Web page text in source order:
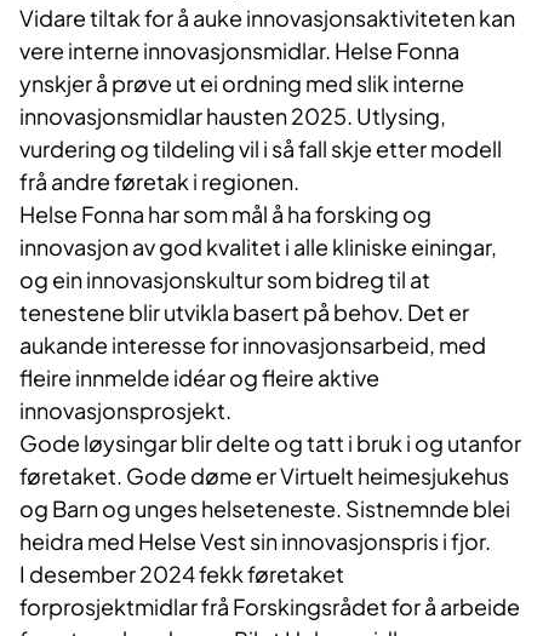
Vidare tiltak for å auke innovasjonsaktiviteten kan
vere interne innovasjonsmidlar. Helse Fonna
ynskjer å prøve ut ei ordning med slik interne
innovasjonsmidlar hausten 2025. Utlysing,
vurdering og tildeling vil i så fall skje etter modell
frå andre føretak i regionen.
Helse Fonna har som mål å ha forsking og
innovasjon av god kvalitet i alle kliniske einingar,
og ein innovasjonskultur som bidreg til at
tenestene blir utvikla basert på behov. Det er
aukande interesse for innovasjonsarbeid, med
fleire innmelde idéar og fleire aktive
innovasjonsprosjekt.
Gode løysingar blir delte og tatt i bruk i og utanfor
føretaket. Gode døme er Virtuelt heimesjukehus
og Barn og unges helseteneste. Sistnemnde blei
heidra med Helse Vest sin innovasjonspris i fjor.
I desember 2024 fekk føretaket
forprosjektmidlar frå Forskingsrådet for å arbeide